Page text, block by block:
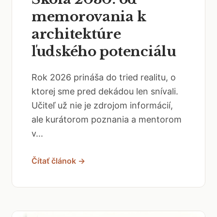
memorovania k
architektúre
ľudského potenciálu
Rok 2026 prináša do tried realitu, o
ktorej sme pred dekádou len snívali.
Učiteľ už nie je zdrojom informácií,
ale kurátorom poznania a mentorom
v...
Čítať článok →